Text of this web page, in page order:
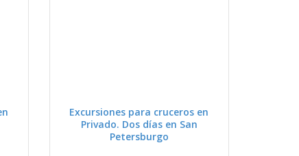
VER
Excursiones para cruceros en
Privado. Dos días en San
Petersburgo